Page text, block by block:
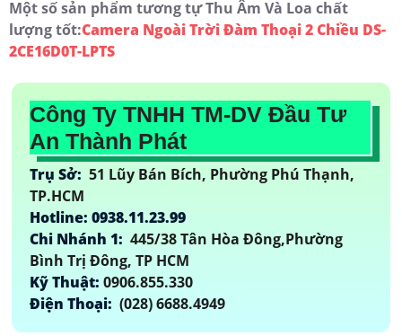
Một số sản phẩm tương tự Thu Âm Và Loa chất
lượng tốt:Camera Ngoài Trời Đàm Thoại 2 Chiều DS-
2CE16D0T-LPTS
Công Ty TNHH TM-DV Đầu Tư
An Thành Phát
Trụ Sở: 51 Lũy Bán Bích, Phường Phú Thạnh,
TP.HCM
Hotline: 0938.11.23.99
Chi Nhánh 1: 445/38 Tân Hòa Đông,Phường
Bình Trị Đông, TP HCM
Kỹ Thuật: 0906.855.330
Điện Thoại: (028) 6688.4949